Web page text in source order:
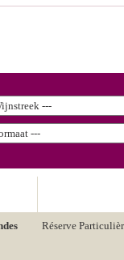
Réserve